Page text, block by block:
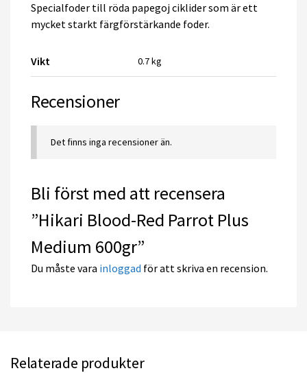
Specialfoder till röda papegoj ciklider som är ett
mycket starkt färgförstärkande foder.
Vikt 0.7 kg
Recensioner
Det finns inga recensioner än.
Bli först med att recensera
”Hikari Blood-Red Parrot Plus
Medium 600gr”
Du måste vara inloggad för att skriva en recension.
Relaterade produkter